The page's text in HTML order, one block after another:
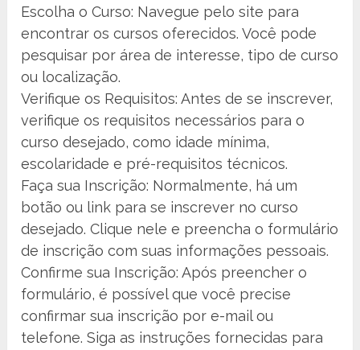
Escolha o Curso: Navegue pelo site para
encontrar os cursos oferecidos. Você pode
pesquisar por área de interesse, tipo de curso
ou localização.
Verifique os Requisitos: Antes de se inscrever,
verifique os requisitos necessários para o
curso desejado, como idade mínima,
escolaridade e pré-requisitos técnicos.
Faça sua Inscrição: Normalmente, há um
botão ou link para se inscrever no curso
desejado. Clique nele e preencha o formulário
de inscrição com suas informações pessoais.
Confirme sua Inscrição: Após preencher o
formulário, é possível que você precise
confirmar sua inscrição por e-mail ou
telefone. Siga as instruções fornecidas para